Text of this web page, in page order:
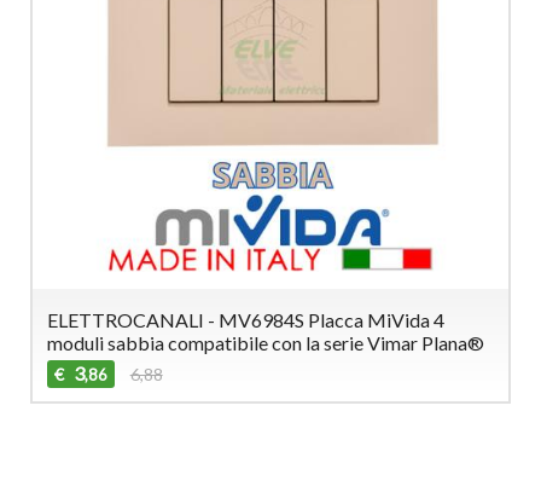
ELETTROCANALI - MV6984S Placca MiVida 4
moduli sabbia compatibile con la serie Vimar Plana®
€ 3,86 6,88